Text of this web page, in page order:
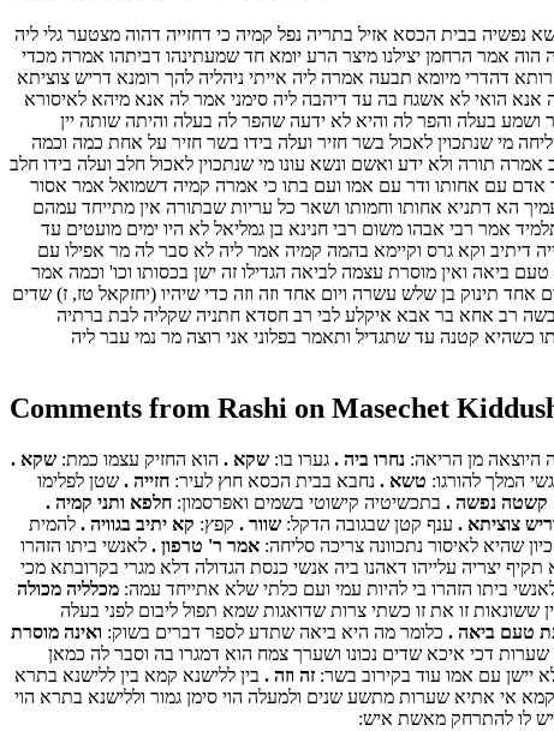
בבית הכסא אזיל בתריה נפל קמיה כי דחזייה דהוה מצטער גלי ליה
אמר הרחמן יצילנו מיצר הרע יומא חד שמעתינהו דביתהו אמרה מכדי
דהדרי מיומא תבעה אמרה ליה אייתי ניהליה להך רומנא דריש צוציתא
אנא הואי לא אשגח בה עד דיהבה ליה סימני אמר לה אנא מיהא לאיסורא
בעלה והפר לה והיא לא ידעה שהפר לה בעלה והיתה שותה יין
מי שנתכוין לאכול בשר חזיר ועלה בידו בשר חזיר על אחת כמה וכמה
תורה ולא ידע ואשם ונשא עונו מי שנתכוין לאכול חלב ועלה בידו חלב
אדם עם אחותו ודר עם אמו ועם בתו כי אמרה קמיה דשמואל אמר אסור
הא דתניא אחותו וחמותו ושאר כל עריות שבתורה אין מתייחד עמהם
אמר רבי אבהו משום רבי חנינא בן גמליאל לא היו ימים מועטים עד
דיתיב וקא גרס וקיימא בהמה קמיה אמר ליה לא סבר לה מר אפילו עם
ואין מוסרת עצמה לביאה הגדילו זה ישן בכסותו וכו' וכמה אמר
תינוק בן שלש עשרה ויום אחד וזה וזה כדי שיהיו (יחזקאל טז, ז) שדים
רב אחא בר אבא איקלע לבי רב חסדא חתניה שקליה לבת ברתיה
קטנה עד שתגדיל ותאמר בפלוני אני רוצה מר נמי עבר ליה
Comments from Rashi on Masechet
היוצאה מן הריאה: נחרו ביה . גערו בו: שקא . הוא החזיק עצמו כמת: שקא .
המלך להורגו: טשא . נחבא בבית הכסא חוץ לעיר: חזייה . שטן לפלימו
קשטה נפשה . בתכשיטיה קישוטי בשמים ואפרסמון: חלפא ותני קמיה .
צוציתא . ענף קטן שבגובה הדקל: שוור . קפץ: קא יתיב בגוויה . להמית
שהיא לאיסור נתכוונה צריכה סליחה: אמר ר' טרפון . לאנשי ביתו הזהרו
תקיף יצריה עלייהו דאהנו ביה אנשי כנסת הגדולה דלא מגרי בקרובתא מכי
ביתו הזהרו בי להיות עמי ועם כלתי שלא אתייחד עמה: מכלליה מכולה
ששונאות זו את זו כשתי צרות שדואגות שמא תפול ליבום לפני בעלה
טעם ביאה . כלומר מה היא ביאה שתדע לספר דברים בשוק: ואינה מוסרת
שערות דכי איכא שדים נכונו ושערך צמח הוא דמגרו בה וסבר לה כמאן
יישן עם אמו עוד בקירוב בשר: זה וזה . בין ללישנא קמא בין ללישנא בתרא
קמא אי אתיא שערות מתשע שנים ולמעלה הוי סימן גמור וללישנא בתרא הוי
לו להתרחק מאשת איש: